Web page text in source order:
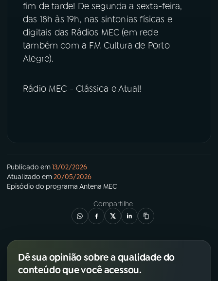
fim de tarde! De segunda a sexta-feira,
das 18h às 19h, nas sintonias físicas e
digitais das Rádios MEC (em rede
também com a FM Cultura de Porto
Alegre).
Rádio MEC - Clássica e Atual!
Publicado em13/02/2026
Atualizado em20/05/2026
Episódio do programa Antena MEC
Compartilhe
Dê sua opinião sobre a qualidade do
conteúdo que você acessou.